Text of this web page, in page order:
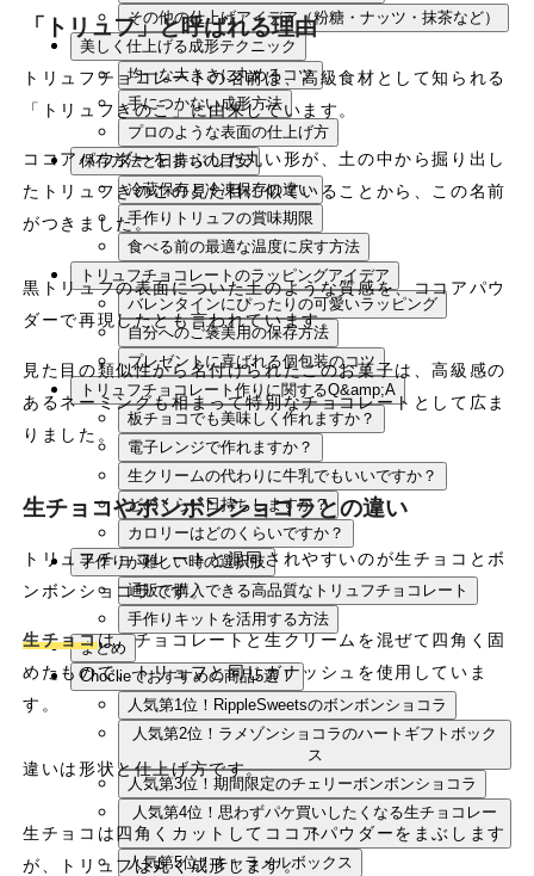
その他の仕上げアイデア（粉糖・ナッツ・抹茶など）
美しく仕上げる成形テクニック
均一な大きさに丸めるコツ
手につかない成形方法
プロのような表面の仕上げ方
保存方法と日持ちの目安
冷蔵保存と冷凍保存の違い
手作りトリュフの賞味期限
食べる前の最適な温度に戻す方法
トリュフチョコレートのラッピングアイデア
バレンタインにぴったりの可愛いラッピング
自分へのご褒美用の保存方法
プレゼントに喜ばれる個包装のコツ
トリュフチョコレート作りに関するQ&amp;A
板チョコでも美味しく作れますか？
電子レンジで作れますか？
生クリームの代わりに牛乳でもいいですか？
どのくらい日持ちしますか？
カロリーはどのくらいですか？
手作りが難しい時の選択肢
通販で購入できる高品質なトリュフチョコレート
手作りキットを活用する方法
まとめ
Choclieでおすすめの商品5選！
人気第1位！RippleSweetsのボンボンショコラ
人気第2位！ラメゾンショコラのハートギフトボック
ス
人気第3位！期間限定のチェリーボンボンショコラ
人気第4位！思わずパケ買いしたくなる生チョコレー
ト
人気第5位！キャラメルボックス
「トリュフ」と呼ばれる理由
トリュフチョコレートの名前は、高級食材として知られる
「トリュフきのこ」に由来しています。
ココアパウダーをまぶした丸い形が、土の中から掘り出し
たトリュフきのこの見た目に似ていることから、この名前
がつきました。
黒トリュフの表面についた土のような質感を、ココアパウ
ダーで再現したとも言われています。
見た目の類似性から名付けられたこのお菓子は、高級感の
あるネーミングも相まって特別なチョコレートとして広ま
りました。
生チョコやボンボンショコラとの違い
トリュフチョコレートと混同されやすいのが生チョコとボ
ンボンショコラです。
生チョコは、チョコレートと生クリームを混ぜて四角く固
めたもので、トリュフと同じガナッシュを使用していま
す。
違いは形状と仕上げ方です。
生チョコは四角くカットしてココアパウダーをまぶします
が、トリュフは丸く成形します。